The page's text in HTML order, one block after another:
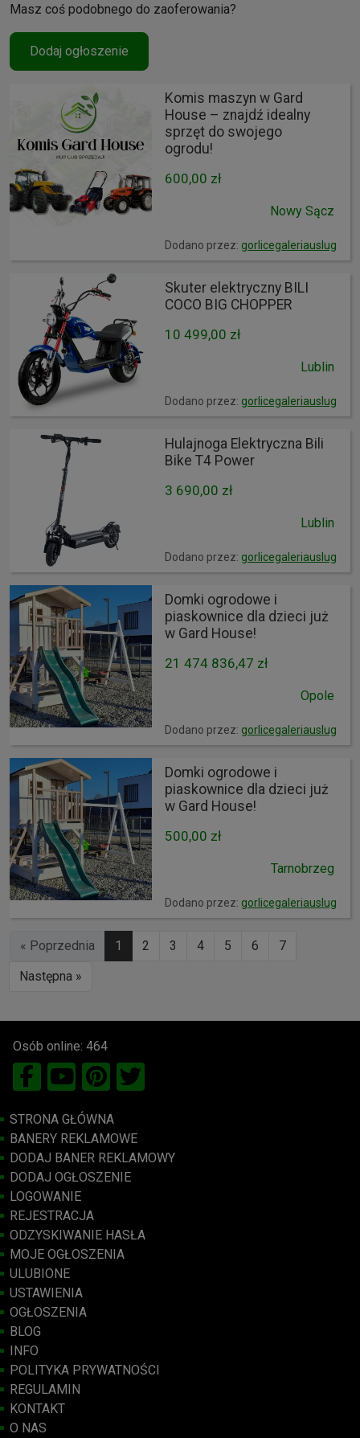
Masz coś podobnego do zaoferowania?
Dodaj ogłoszenie
Komis maszyn w Gard
House – znajdź idealny
sprzęt do swojego
ogrodu!
600,00 zł
Nowy Sącz
Dodano przez: gorlicegaleriauslug
Skuter elektryczny BILI
COCO BIG CHOPPER
10 499,00 zł
Lublin
Dodano przez: gorlicegaleriauslug
Hulajnoga Elektryczna Bili
Bike T4 Power
3 690,00 zł
Lublin
Dodano przez: gorlicegaleriauslug
Domki ogrodowe i
piaskownice dla dzieci już
w Gard House!
21 474 836,47 zł
Opole
Dodano przez: gorlicegaleriauslug
Domki ogrodowe i
piaskownice dla dzieci już
w Gard House!
500,00 zł
Tarnobrzeg
Dodano przez: gorlicegaleriauslug
« Poprzednia 1 2 3 4 5 6
7
Następna »
Osób online: 464
STRONA GŁÓWNA
BANERY REKLAMOWE
DODAJ BANER REKLAMOWY
DODAJ OGŁOSZENIE
LOGOWANIE
REJESTRACJA
ODZYSKIWANIE HASŁA
MOJE OGŁOSZENIA
ULUBIONE
USTAWIENIA
OGŁOSZENIA
BLOG
INFO
POLITYKA PRYWATNOŚCI
REGULAMIN
KONTAKT
O NAS